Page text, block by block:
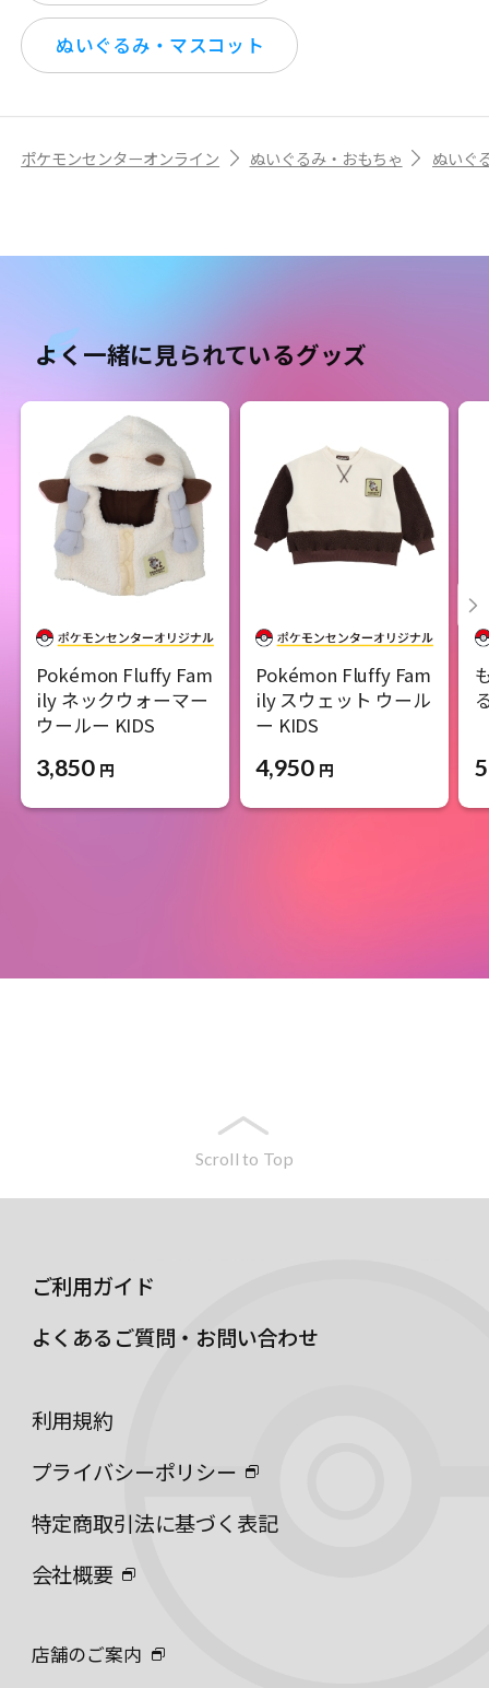
ぬいぐるみ・マスコット
ポケモンセンターオンライン ぬいぐるみ・おもちゃ ぬいぐ
よく一緒に見られているグッズ
Pokémon Fluffy Fam
ily ネックウォーマー
ウールー KIDS
3,850 円
Pokémon Fluffy Fam
ily スウェット ウール
ー KIDS
4,950 円
Scroll to Top
ご利用ガイド
よくあるご質問・お問い合わせ
利用規約
プライバシーポリシー
特定商取引法に基づく表記
会社概要
店舗のご案内